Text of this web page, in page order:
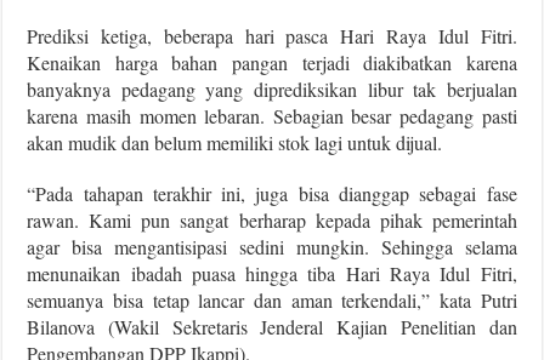
Prediksi ketiga, beberapa hari pasca Hari Raya Idul Fitri.
Kenaikan harga bahan pangan terjadi diakibatkan karena
banyaknya pedagang yang diprediksikan libur tak berjualan
karena masih momen lebaran. Sebagian besar pedagang pasti
akan mudik dan belum memiliki stok lagi untuk dijual.
“Pada tahapan terakhir ini, juga bisa dianggap sebagai fase
rawan. Kami pun sangat berharap kepada pihak pemerintah
agar bisa mengantisipasi sedini mungkin. Sehingga selama
menunaikan ibadah puasa hingga tiba Hari Raya Idul Fitri,
semuanya bisa tetap lancar dan aman terkendali,” kata Putri
Bilanova (Wakil Sekretaris Jenderal Kajian Penelitian dan
Pengembangan DPP Ikappi).